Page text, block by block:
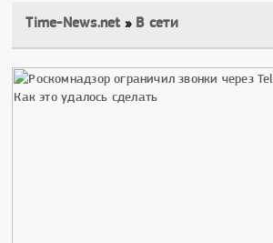
Time-News.net» В сети